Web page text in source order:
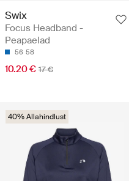
Swix
Focus Headband -
Peapaelad
56 58
10.20 € 17 €
40% Allahindlust